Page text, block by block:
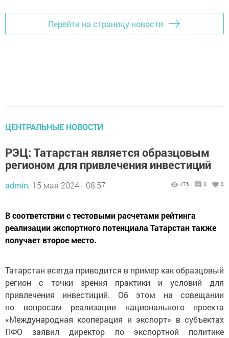
Перейти на страницу новости
ЦЕНТРАЛЬНЫЕ НОВОСТИ
РЭЦ: Татарстан является образцовым
регионом для привлечения инвестиций
admin, 15 мая 2024 - 08:57 476 0 0
В соответствии с тестовыми расчетами рейтинга
реализации экспортного потенциала Татарстан также
получает второе место.
Татарстан всегда приводится в пример как образцовый
регион с точки зрения практики и условий для
привлечения инвестиций. Об этом на совещании
по вопросам реализации национального проекта
«Международная кооперация и экспорт» в субъектах
ПФО заявил директор по экспортной политике